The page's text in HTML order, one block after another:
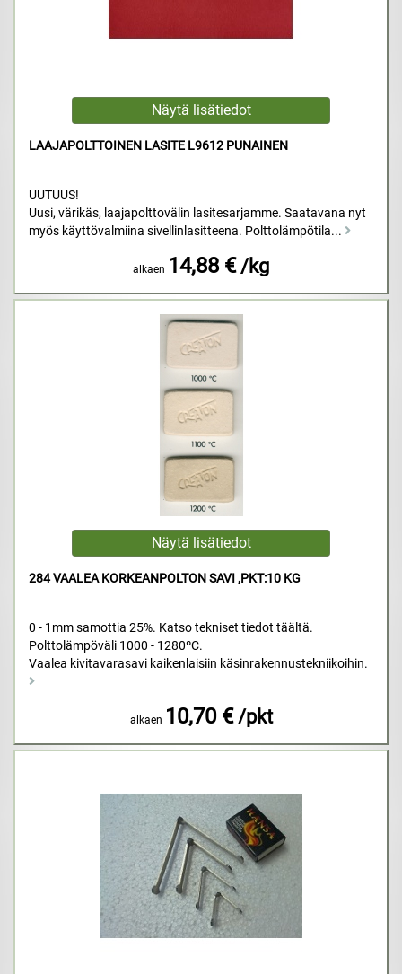
LAAJAPOLTTOINEN LASITE L9612 PUNAINEN
UUTUUS!
Uusi, värikäs, laajapolttovälin lasitesarjamme. Saatavana nyt
myös käyttövalmiina sivellinlasitteena. Polttolämpötila...
alkaen 14,88 € /kg
284 VAALEA KORKEANPOLTON SAVI ,PKT:10 KG
0 - 1mm samottia 25%. Katso tekniset tiedot täältä.
Polttolämpöväli 1000 - 1280ºC.
Vaalea kivitavarasavi kaikenlaisiin käsinrakennustekniikoihin.
alkaen 10,70 € /pkt